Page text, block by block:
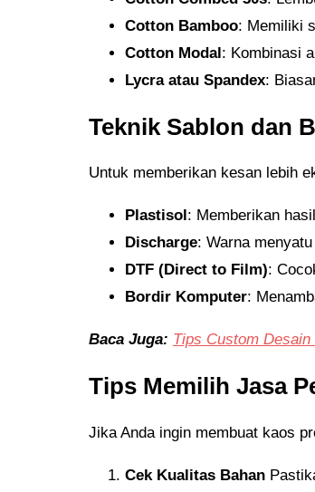
Cotton Bamboo: Memiliki
Cotton Modal: Kombinasi
Lycra atau Spandex:
Teknik Sablon dan
Untuk memberikan kesan lebih
Plastisol : Memberikan
Discharge: Warna
DTF (Direct to Film):
Bordir Komputer:
Baca Juga: Tips Custom
Tips Memilih Jasa
Jika Anda ingin membuat kaos
Cek Kualitas Bahan